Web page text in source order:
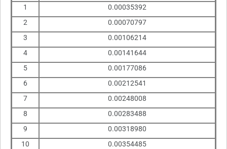
1
0.00035392
2
0.00070797
3
0.00106214
4
0.00141644
5
0.00177086
6
0.00212541
7
0.00248008
8
0.00283488
9
0.00318980
10
0.00354485